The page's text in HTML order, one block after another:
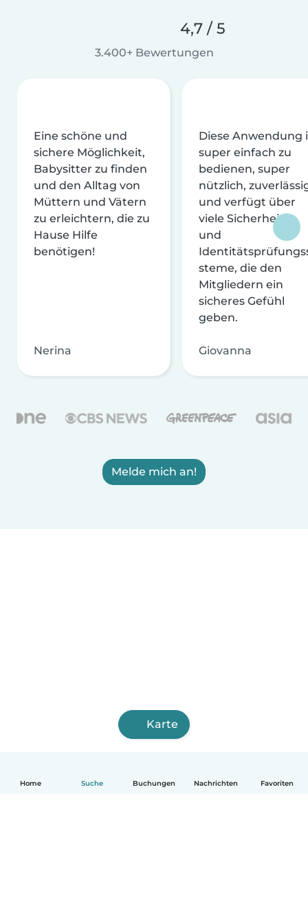
Home Suche Buchungen Nachrichten Favoriten
4,7 / 5
3.400+ Bewertungen
Eine schöne und
sichere Möglichkeit,
Babysitter zu finden
und den Alltag von
Müttern und Vätern
zu erleichtern, die zu
Hause Hilfe
benötigen!
Nerina
Diese Anwendung
super einfach zu
bedienen, super
nützlich,
und verfügt über
viele Sicherheits-
und
steme, die den
Mitgliedern ein
sicheres Gefühl
geben.
Giovanna
Melde mich an!
Karte